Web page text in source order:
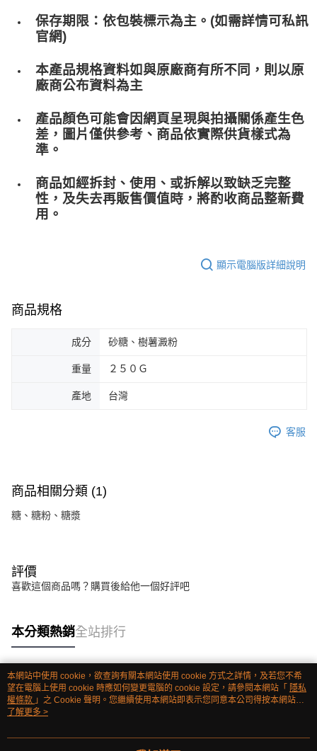
保存期限：依包裝標示為主。(如需詳情可私訊
官網)
本產品規格資料如與原廠商有所不同，則以原
廠商公布資料為主
產品顏色可能會因網頁呈現與拍攝關係產生色
差，圖片僅供參考、商品依實際供貨樣式為
準。
商品如經拆封、使用、或拆解以致缺乏完整
性，及失去再販售價值時，將酌收商品整﻿新費
用。
顯示電腦版詳細說明
商品規格
成分 砂糖、樹薯澱粉
重量 ２５０Ｇ
產地 台灣
客服
商品相關分類 (1)
糖、糖粉、糖漿
評價
喜歡這個商品嗎？購買後給他一個好評吧
本分類熱銷全站排行
熱門標籤
本網站中使用 cookie，欲查詢有關本網站使用 cookie 方式之詳情，及若您不希
望在電腦上使用 cookie 時應如何變更電腦的 cookie 設定，請參閱本網站「 隱私
權條款 」之 Cookie 聲明。您繼續使用本網站即表示您同意本公司得按本網站使
用條款之 Cookie 聲明使用 cookie。
了解更多 >